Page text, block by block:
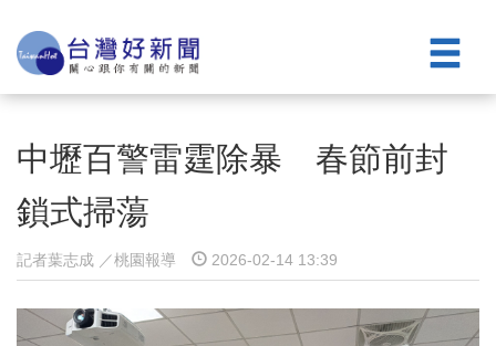
中壢百警雷霆除暴 春節前封
鎖式掃蕩
記者葉志成 ／桃園報導 2026-02-14 13:39